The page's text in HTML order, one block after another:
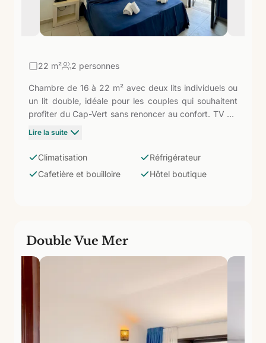
22 m² 2 personnes
Chambre de 16 à 22 m² avec deux lits individuels ou
un lit double, idéale pour les couples qui souhaitent
profiter du Cap-Vert sans renoncer au confort. TV de
avec douche et commodités. L'ambiance intime du
perçoit dès le premier instant.
Lire la suite
Climatisation
Réfrigérateur
Cafetière et bouilloire
Hôtel boutique
Double Vue Mer